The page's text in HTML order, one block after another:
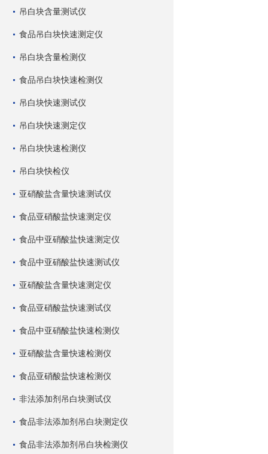
吊白块含量测试仪
食品吊白块快速测定仪
吊白块含量检测仪
食品吊白块快速检测仪
吊白块快速测试仪
吊白块快速测定仪
吊白块快速检测仪
吊白块快检仪
亚硝酸盐含量快速测试仪
食品亚硝酸盐快速测定仪
食品中亚硝酸盐快速测定仪
食品中亚硝酸盐快速测试仪
亚硝酸盐含量快速测定仪
食品亚硝酸盐快速测试仪
食品中亚硝酸盐快速检测仪
亚硝酸盐含量快速检测仪
食品亚硝酸盐快速检测仪
非法添加剂吊白块测试仪
食品非法添加剂吊白块测定仪
食品非法添加剂吊白块检测仪